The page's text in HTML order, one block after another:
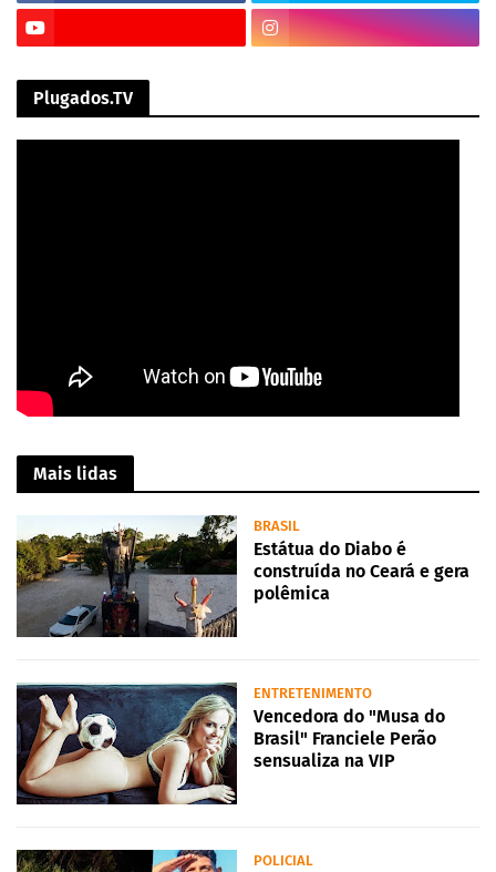
Plugados.TV
Mais lidas
BRASIL
Estátua do Diabo é
construída no Ceará e gera
polêmica
ENTRETENIMENTO
Vencedora do "Musa do
Brasil" Franciele Perão
sensualiza na VIP
POLICIAL